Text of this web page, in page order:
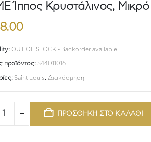
Ίππος Κρυστάλινος,
OUT OF STOCK - Backorder available
προϊόντος: S44011016
Saint Louis, Διακόσμηση
ΠΡΟΣΘΗΚΗ ΣΤΟ ΚΑΛΑΘΙ